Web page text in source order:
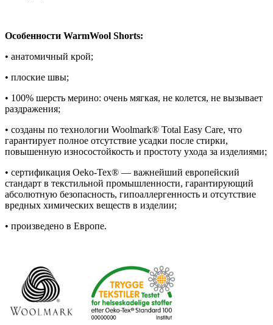
Особенности WarmWool Shorts:
• анатомичный крой;
• плоские швы;
• 100% шерсть мерино: очень мягкая, не колется, не вызывает
раздражения;
• созданы по технологии Woolmark® Total Easy Care, что
гарантирует полное отсутствие усадки после стирки,
повышенную износостойкость и простоту ухода за изделиями;
• сертификация Oeko-Tex® — важнейший европейский
стандарт в текстильной промышленности, гарантирующий
абсолютную безопасность, гипоаллергенность и отсутствие
вредных химических веществ в изделии;
• произведено в Европе.